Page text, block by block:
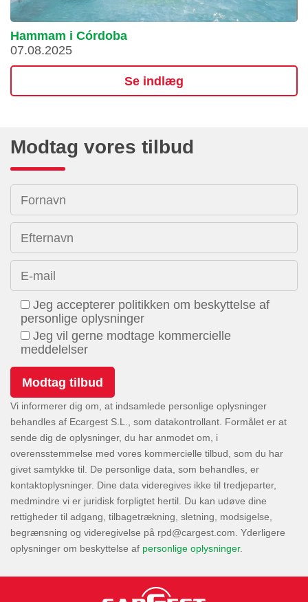
Hammam i Córdoba
07.08.2025
Se indlæg
Modtag vores tilbud
Fornavn
Efternavn
E-mail
Jeg accepterer politikken om beskyttelse af
personlige oplysninger
Jeg vil gerne modtage kommercielle
meddelelser
Vi informerer dig om, at indsamlede personlige oplysninger
behandles af Ecargest S.L., som datakontrollant. Formålet er at
sende dig de oplysninger, du har anmodet om, i
overensstemmelse med vores kommercielle tilbud, som du har
givet samtykke til. De personlige data, som behandles, er
kontaktoplysninger. Dine data videregives ikke til tredjeparter,
medmindre vi er juridisk forpligtet hertil. Du kan udøve dine
rettigheder til adgang, tilbagetrækning, sletning, modsigelse,
begrænsning og videregivelse på
. Yderligere
oplysninger om beskyttelse af personlige oplysninger.